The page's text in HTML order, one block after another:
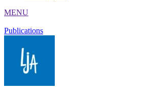
MENU
Publications